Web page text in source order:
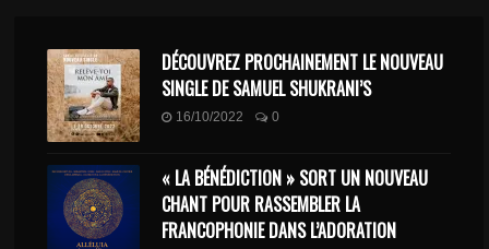
DÉCOUVREZ PROCHAINEMENT LE NOUVEAU
SINGLE DE SAMUEL SHUKRANI’S
16/10/2022 0
« LA BÉNÉDICTION » SORT UN NOUVEAU
CHANT POUR RASSEMBLER LA
FRANCOPHONIE DANS L’ADORATION